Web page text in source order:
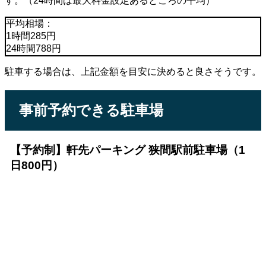
平均相場：
1時間285円
24時間788円
駐車する場合は、上記金額を目安に決めると良さそうです。
事前予約できる駐車場
【予約制】軒先パーキング 狭間駅前駐車場（1
日800円）